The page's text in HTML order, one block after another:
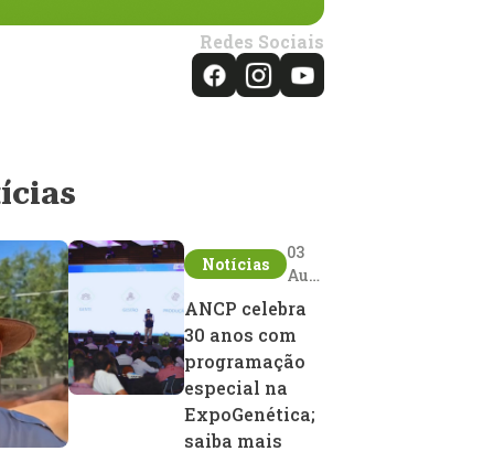
Redes Sociais
Notícias
03
Aug
ANCP celebra
30 anos com
programação
especial na
ExpoGenética;
saiba mais